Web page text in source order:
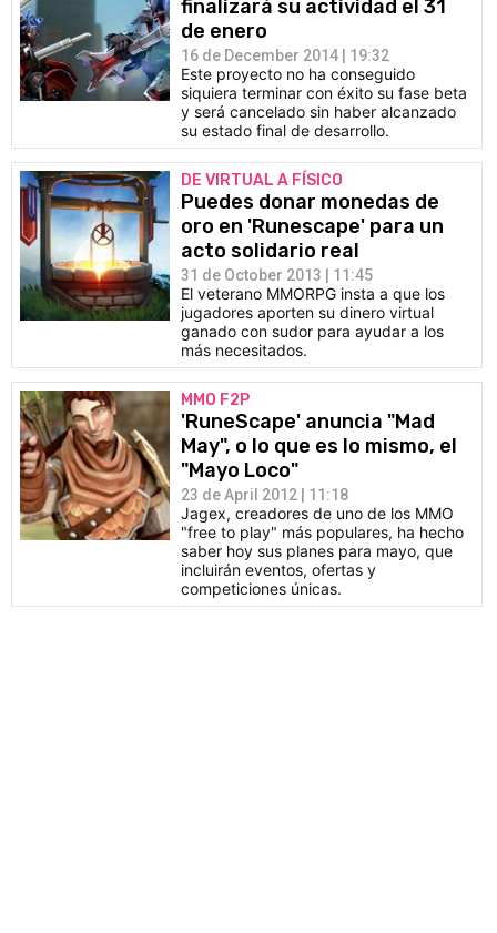
finalizará su actividad el 31
de enero
16 de December 2014 | 19:32
Este proyecto no ha conseguido
siquiera terminar con éxito su fase beta
y será cancelado sin haber alcanzado
su estado final de desarrollo.
DE VIRTUAL A FÍSICO
Puedes donar monedas de
oro en 'Runescape' para un
acto solidario real
31 de October 2013 | 11:45
El veterano MMORPG insta a que los
jugadores aporten su dinero virtual
ganado con sudor para ayudar a los
más necesitados.
MMO F2P
'RuneScape' anuncia "Mad
May", o lo que es lo mismo, el
"Mayo Loco"
23 de April 2012 | 11:18
Jagex, creadores de uno de los MMO
"free to play" más populares, ha hecho
saber hoy sus planes para mayo, que
incluirán eventos, ofertas y
competiciones únicas.